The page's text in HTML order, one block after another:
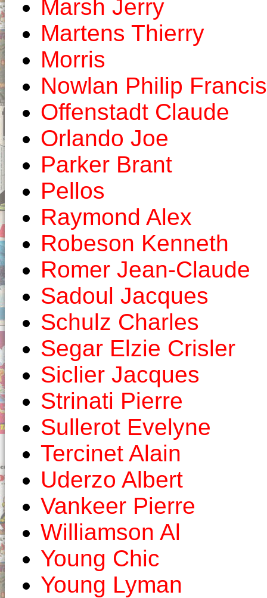
Marsh Jerry
Martens Thierry
Morris
Nowlan Philip Francis
Offenstadt Claude
Orlando Joe
Parker Brant
Pellos
Raymond Alex
Robeson Kenneth
Romer Jean-Claude
Sadoul Jacques
Schulz Charles
Segar Elzie Crisler
Siclier Jacques
Strinati Pierre
Sullerot Evelyne
Tercinet Alain
Uderzo Albert
Vankeer Pierre
Williamson Al
Young Chic
Young Lyman